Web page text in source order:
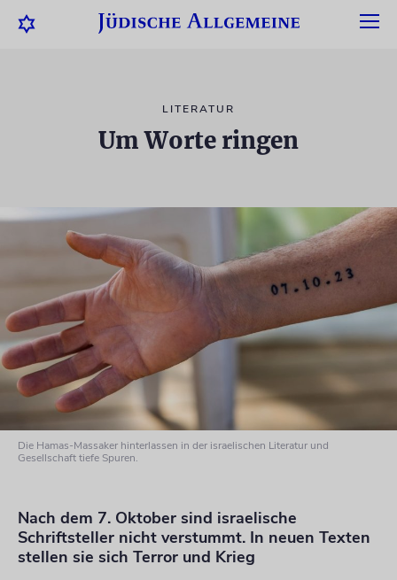
LITERATUR
Um Worte ringen
Die Hamas-Massaker hinterlassen in der israelischen Literatur und
Gesellschaft tiefe Spuren.
Nach dem 7. Oktober sind israelische
Schriftsteller nicht verstummt. In neuen Texten
stellen sie sich Terror und Krieg